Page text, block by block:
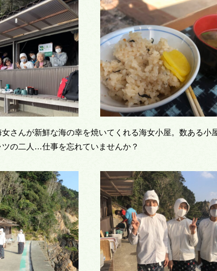
さんが新鮮な海の幸を焼いてくれる海女小屋。数ある
の二人…仕事を忘れていませんか？